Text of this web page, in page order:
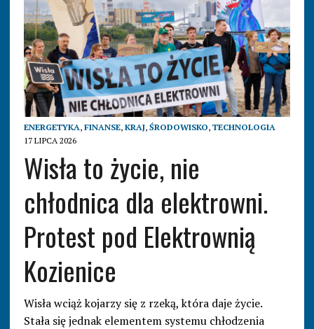
ENERGETYKA, FINANSE, KRAJ, ŚRODOWISKO, TECHNOLOGIA
17 LIPCA 2026
Wisła to życie, nie
chłodnica dla elektrowni.
Protest pod Elektrownią
Kozienice
Wisła wciąż kojarzy się z rzeką, która daje życie.
Stała się jednak elementem systemu chłodzenia